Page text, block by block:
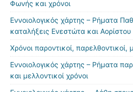
Φωνής και χρόνοι
Εννοιολογικός χάρτης – Ρήματα
καταλήξεις Ενεστώτα και Αορίστου
Χρόνοι παροντικοί, παρελθοντικοί,
Εννοιολογικός χάρτης – Ρήματα
και μελλοντικοί χρόνοι